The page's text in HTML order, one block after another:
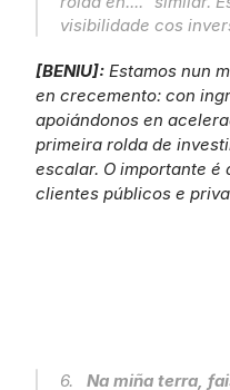
visibilidade cos
[BENIU]: Estamos nun
en crecemento: con
apoiándonos en
primeira rolda de
escalar. O importante é
clientes públicos e
6. Na miña terra,